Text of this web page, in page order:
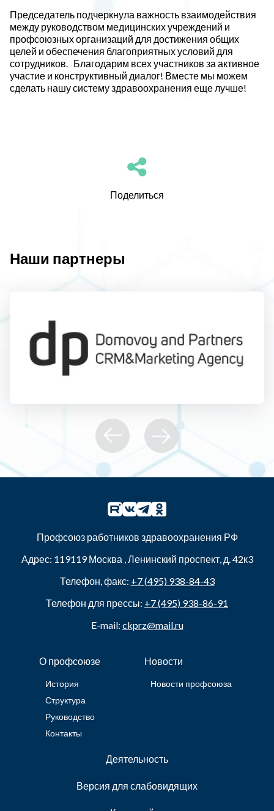
Председатель подчеркнула важность взаимодействия
между руководством медицинских учреждений и
профсоюзных организаций для достижения общих
целей и обеспечения благоприятных условий для
сотрудников. Благодарим всех участников за активное
участие и конструктивный диалог! Вместе мы можем
сделать нашу систему здравоохранения еще лучше!
Поделиться
Наши партнеры
Профсоюз работников здравоохранения РФ
Адрес: 119119Москва ,Ленинский проспект, д. 42к3
Телефон, факс: +7 (495) 938-84-43
Телефон для прессы: +7 (495) 938-86-91
E-mail: ckprz@mail.ru
О профсоюзе
История
Структура
Руководство
Контакты
Новости
Новости профсоюза
Деятельность
Версия для слабовидящих